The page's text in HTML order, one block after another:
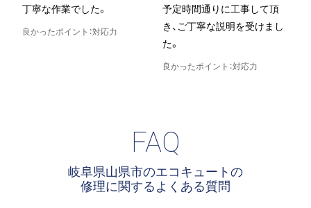
丁寧な作業でした。
良かったポイント：対応力
予定時間通りに工事して頂
き、ご丁寧な説明を受けまし
た。
良かったポイント：対応力
FAQ
岐阜県山県市のエコキュートの
修理に関するよくある質問